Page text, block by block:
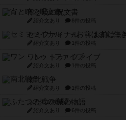
宵と暁の呪文書
紹介文あり 8件の投稿
セミファイナル ～お前はま
紹介文あり 1件の投稿
ワン・トゥ・ファイブ
紹介文あり 1件の投稿
南北戦争
紹介文あり 1件の投稿
ふたつの城の物語
紹介文あり 6件の投稿